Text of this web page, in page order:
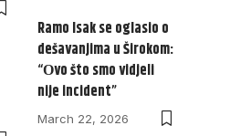
Ramo Isak se oglasio o
dešavanjima u Širokom:
“Оvo što smo vidjeli
nije incident”
March 22, 2026